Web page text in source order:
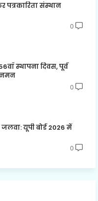
पत्रकारिता संस्थान
0
स्थापना दिवस, पूर्व
नमन
0
यूपी बोर्ड 2026 में
0